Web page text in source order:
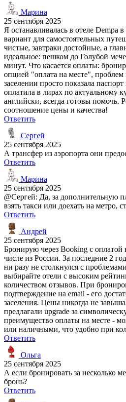
Марина
25 сентября 2025
Я останавливалась в отеле Dempa
вариант для самостоятельных
чистые, завтраки достойные, а
идеальное: пешком до Голубой
минут. Что касается оплаты:
опцией "оплата на месте",
заселении просто показала
оплатила в лирах по актуальному
английски, всегда готовы помочь.
соотношение цены и качества!
Ответить
Сергей
25 сентября 2025
А трансфер из аэропорта они
Ответить
Марина
25 сентября 2025
@Сергей: Да, за дополнительную
взять такси или доехать на метро,
Ответить
Андрей
25 сентября 2025
Бронирую через Booking с оплатой
числе из России. За последние 2
ни разу не столкнулся с
выбирайте отели с высоким
количеством отзывов. При
подтверждение на email - его
заселения. Цены никогда не
предлагали upgrade за
преимущество оплаты на месте -
или наличными, что удобно при
Ответить
Ольга
25 сентября 2025
А если бронировать за несколько
бронь?
Ответить